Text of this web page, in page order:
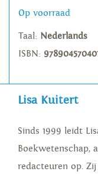
Op voorraad
Taal: Nederlands
ISBN:
Lisa Kuitert
Sinds 1999 leidt
Boekwetenschap,
redacteuren op.